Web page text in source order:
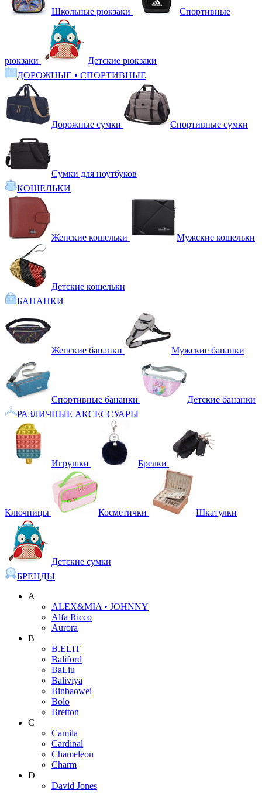
Школьные рюкзаки Спортивные
рюкзаки
Детские рюкзаки
ДОРОЖНЫЕ • СПОРТИВНЫЕ
Дорожные сумки Спортивные сумки
Сумки для ноутбуков
КОШЕЛЬКИ
Женские кошельки Мужские кошельки
Детские кошельки
БАНАНКИ
Женские бананки Мужские бананки
Спортивные бананки
Детские бананки
РАЗЛИЧНЫЕ АКСЕССУАРЫ
Игрушки Брелки
Ключницы Косметички Шкатулки
Детские сумки
БРЕНДЫ
A
ALEX&MIA • JOHNNY
Alfa Ricco
Aurora
B
B.ELIT
Baliford
BaLiu
Baliviya
Binbaowei
Bolo
Bretton
C
Camila
Cardinal
Chameleon
Charm
D
David Jones